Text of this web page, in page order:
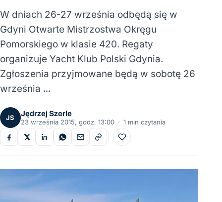
W dniach 26-27 września odbędą się w
Gdyni Otwarte Mistrzostwa Okręgu
Pomorskiego w klasie 420. Regaty
organizuje Yacht Klub Polski Gdynia.
Zgłoszenia przyjmowane będą w sobotę 26
września …
JS
Jędrzej Szerle
23 września 2015, godz. 13:00 · 1 min czytania
Do ulubionych